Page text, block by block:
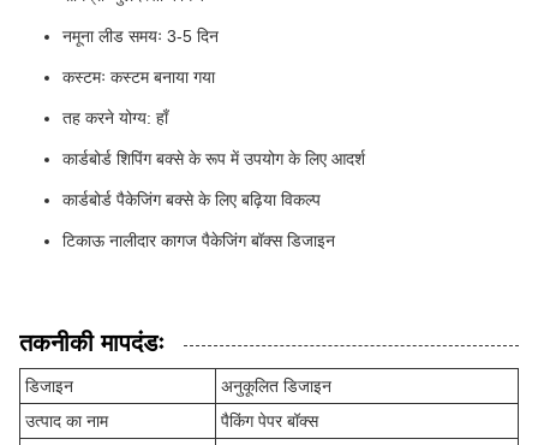
नमूना लीड समयः 3-5 दिन
कस्टमः कस्टम बनाया गया
तह करने योग्य: हाँ
कार्डबोर्ड शिपिंग बक्से के रूप में उपयोग के लिए आदर्श
कार्डबोर्ड पैकेजिंग बक्से के लिए बढ़िया विकल्प
टिकाऊ नालीदार कागज पैकेजिंग बॉक्स डिजाइन
तकनीकी मापदंडः
डिजाइन
अनुकूलित डिजाइन
उत्पाद का नाम
पैकिंग पेपर बॉक्स